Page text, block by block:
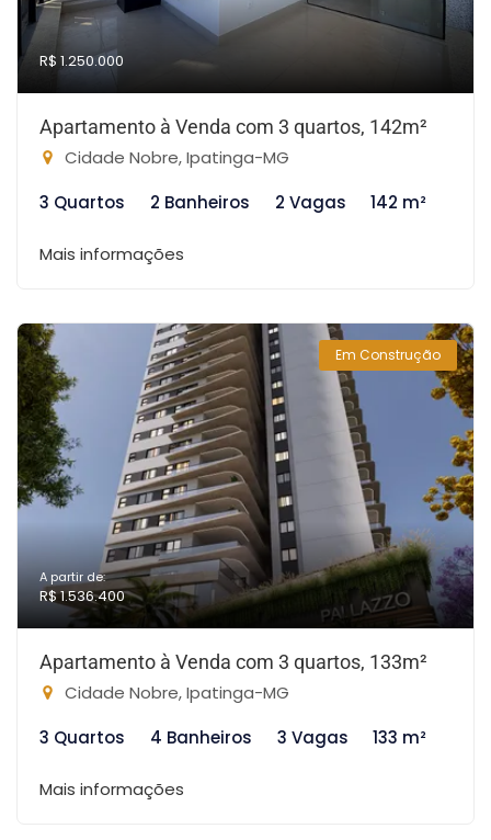
R$ 1.250.000
Apartamento à Venda com 3 quartos, 142m²
Cidade Nobre, Ipatinga-MG
3 Quartos
2 Banheiros 2 Vagas 142 m²
Mais informações
Em Construção
A partir de:
R$ 1.536.400
Apartamento à Venda com 3 quartos, 133m²
Cidade Nobre, Ipatinga-MG
3 Quartos
4 Banheiros 3 Vagas 133 m²
Mais informações